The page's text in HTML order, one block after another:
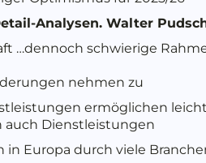
Analysen. Walter
…dennoch schwierige
nehmen zu
ermöglichen
auch Dienstleistungen
in Europa durch viele